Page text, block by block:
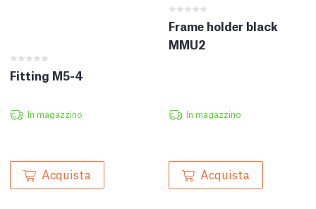
Fitting M5-4
In magazzino
Acquista
Frame holder black
MMU2
In magazzino
Acquista